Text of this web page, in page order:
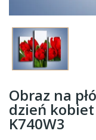
Obraz na
dzień
K740W3